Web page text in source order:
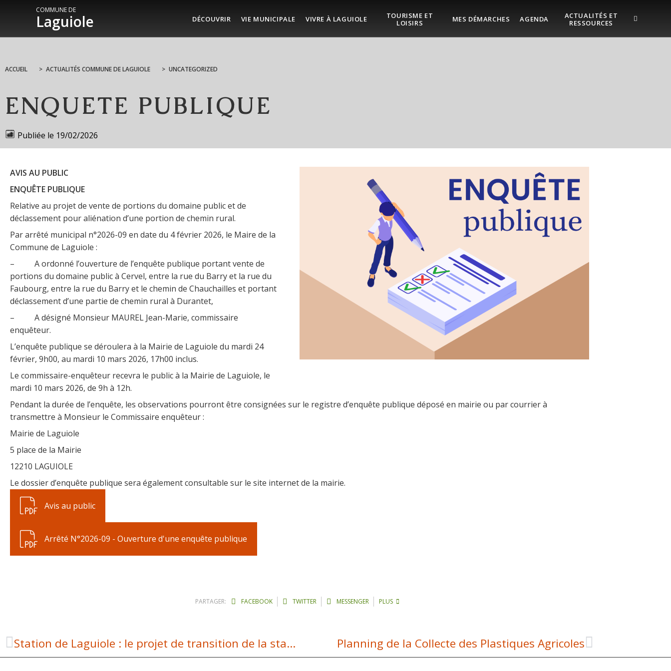
COMMUNE DE
Laguiole DÉCOUVRIR VIE MUNICIPALE VIVRE À LAGUIOLE
TOURISME ET
LOISIRS
MES DÉMARCHES AGENDA
ACTUALITÉS ET
RESSOURCES
ACCUEIL > ACTUALITÉS COMMUNE DE LAGUIOLE > UNCATEGORIZED
ENQUETE PUBLIQUE
Publiée le 19/02/2026
AVIS AU PUBLIC
ENQUÊTE PUBLIQUE
Relative au projet de vente de portions du domaine public et de
déclassement pour aliénation d’une portion de chemin rural.
Par arrêté municipal n°2026-09 en date du 4 février 2026, le Maire de la
Commune de Laguiole :
– A ordonné l’ouverture de l’enquête publique portant vente de
portions du domaine public à Cervel, entre la rue du Barry et la rue du
Faubourg, entre la rue du Barry et le chemin de Chauchailles et portant
déclassement d’une partie de chemin rural à Durantet,
– A désigné Monsieur MAUREL Jean-Marie, commissaire
enquêteur.
L’enquête publique se déroulera à la Mairie de Laguiole du mardi 24
février, 9h00, au mardi 10 mars 2026, 17h00 inclus.
Le commissaire-enquêteur recevra le public à la Mairie de Laguiole, le
mardi 10 mars 2026, de 9h à 12h.
Pendant la durée de l’enquête, les observations pourront être consignées sur le registre d’enquête publique déposé en mairie ou par courrier à
transmettre à Monsieur le Commissaire enquêteur :
Mairie de Laguiole
5 place de la Mairie
12210 LAGUIOLE
Le dossier d’enquête publique sera également consultable sur le site internet de la mairie.
Avis au public
Arrêté N°2026-09 - Ouverture d'une enquête publique
PARTAGER: FACEBOOK TWITTER MESSENGER PLUS
Station de Laguiole : le projet de transition de la station se poursuit Planning de la Collecte des Plastiques Agricoles